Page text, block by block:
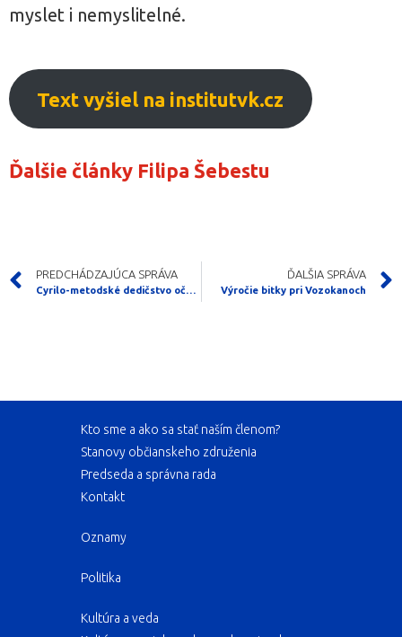
myslet i nemyslitelné.
Text vyšiel na institutvk.cz
Ďalšie články Filipa Šebestu
PREDCHÁDZAJÚCA SPRÁVA
Cyrilo-metodské dedičstvo očami filatelistov
ĎALŠIA SPRÁVA
Výročie bitky pri Vozokanoch
Kto sme a ako sa stať naším členom?
Stanovy občianskeho združenia
Predseda a správna rada
Kontakt
Oznamy
Politika
Kultúra a veda